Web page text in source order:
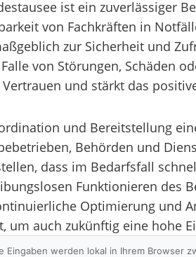
ist ein zuverlässiger
von Fachkräften in
zur Sicherheit und
von Störungen, Schäden
und stärkt das
und Bereitstellung
Behörden und
dass im Bedarfsfall
Funktionieren des
Optimierung und
um auch zukünftig eine hohe
Eingaben werden lokal in Ihrem Browser